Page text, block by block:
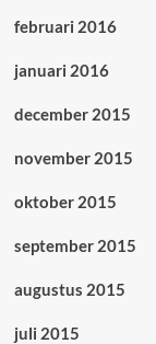
februari 2016
januari 2016
december 2015
november 2015
oktober 2015
september 2015
augustus 2015
juli 2015